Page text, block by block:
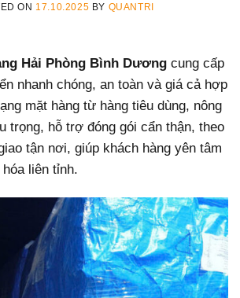
ON 17.10.2025 BY QUANTRI
Hải Phòng Bình Dương cung cấp
nhanh chóng, an toàn và giá cả hợp
mặt hàng từ hàng tiêu dùng, nông
trọng, hỗ trợ đóng gói cẩn thận, theo
tận nơi, giúp khách hàng yên tâm
liên tỉnh.